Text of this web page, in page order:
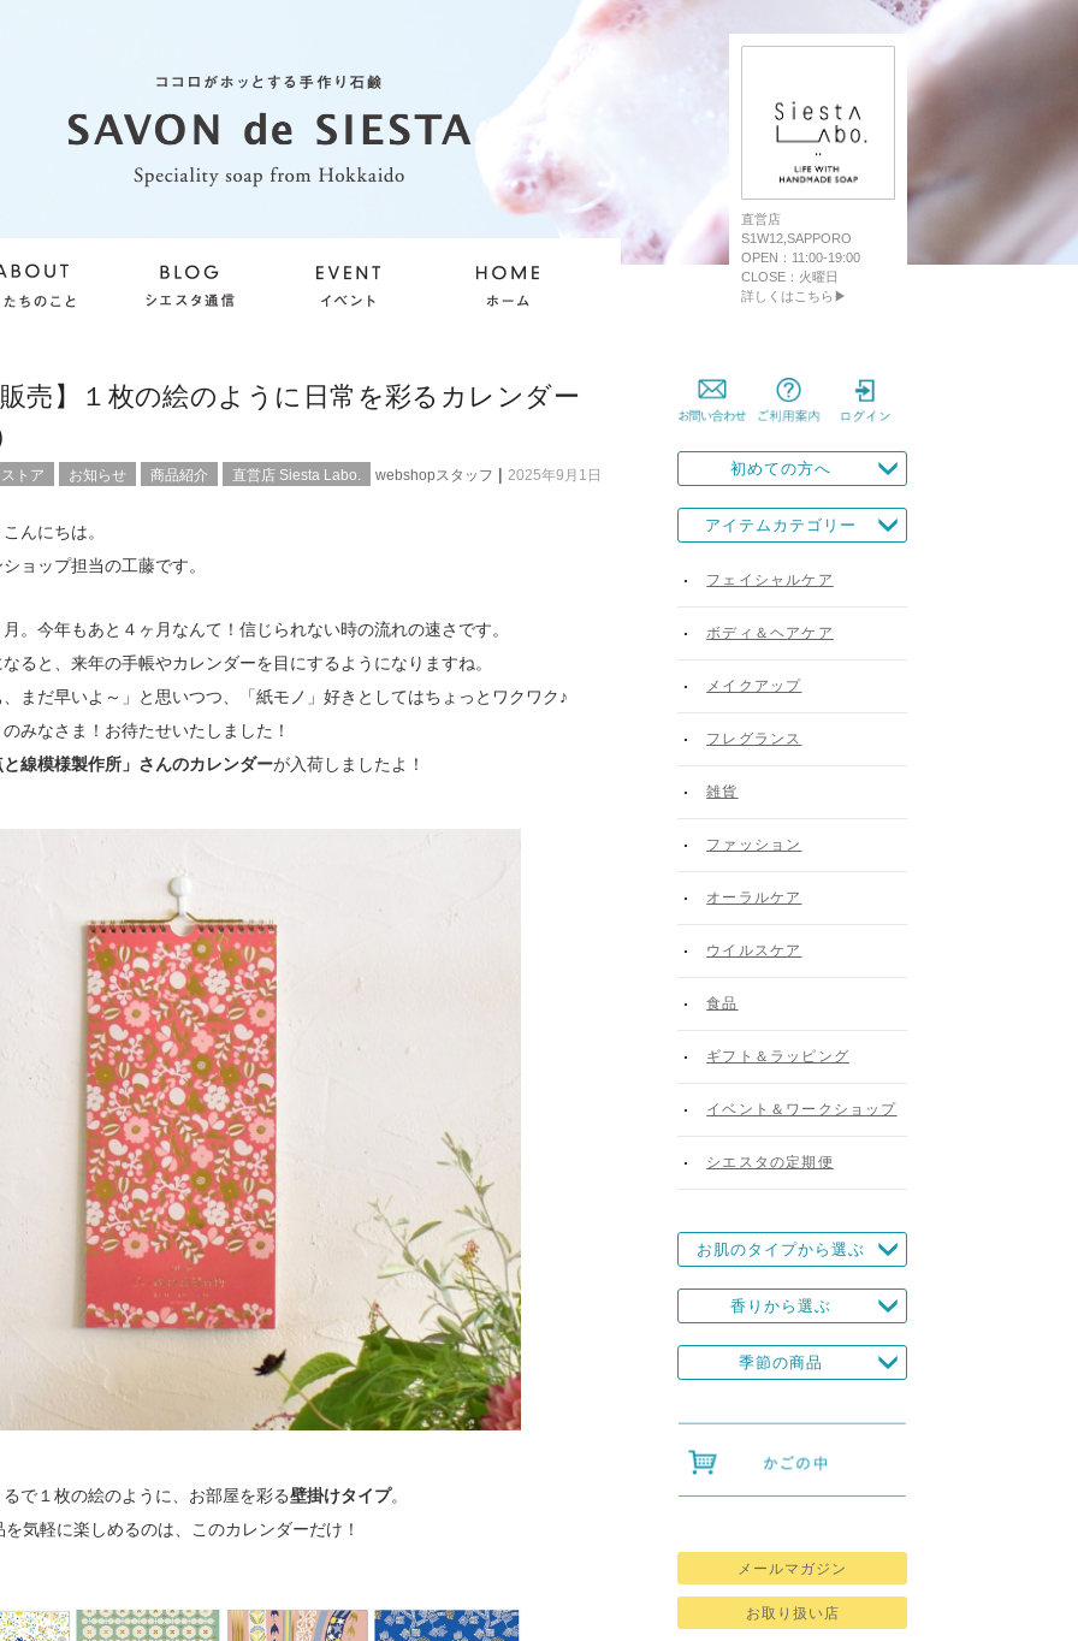
直営店
S1W12,SAPPORO
OPEN：11:00-19:00
CLOSE：火曜日
詳しくはこちら▶
売】１枚の絵のように日常を彩るカレンダー
トア お知らせ 商品紹介 直営店 Siesta Labo. webshopスタッフ | 2025年9月1日
んにちは。
ョップ担当の工藤です。
。今年もあと４ヶ月なんて！信じられない時の流れの速さです。
ると、来年の手帳やカレンダーを目にするようになりますね。
まだ早いよ～」と思いつつ、「紙モノ」好きとしてはちょっとワクワク♪
みなさま！お待たせいたしました！
線模様製作所」さんのカレンダーが入荷しましたよ！
で１枚の絵のように、お部屋を彩る壁掛けタイプ。
気軽に楽しめるのは、このカレンダーだけ！
初めての方へ
アイテムカテゴリー
フェイシャルケア
ボディ＆ヘアケア
メイクアップ
フレグランス
雑貨
ファッション
オーラルケア
ウイルスケア
食品
ギフト＆ラッピング
イベント＆ワークショップ
シエスタの定期便
お肌のタイプから選ぶ
香りから選ぶ
季節の商品
メールマガジン
お取り扱い店